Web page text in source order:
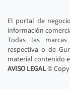
El portal de
información
Todas las
respectiva o de
material contenido
AVISO LEGAL©